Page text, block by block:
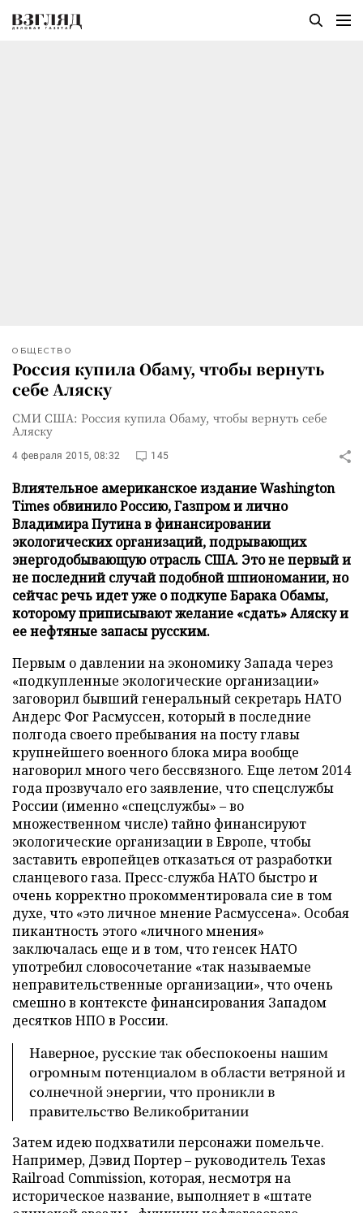
ОБЩЕСТВО
Россия купила Обаму, чтобы вернуть
себе Аляску
СМИ США: Россия купила Обаму, чтобы вернуть себе
Аляску
4 февраля 2015, 08:32 145
Влиятельное американское издание Washington
Times обвинило Россию, Газпром и лично
Владимира Путина в финансировании
экологических организаций, подрывающих
энергодобывающую отрасль США. Это не первый и
не последний случай подобной шпиономании, но
сейчас речь идет уже о подкупе Барака Обамы,
которому приписывают желание «сдать» Аляску и
ее нефтяные запасы русским.
Первым о давлении на экономику Запада через
«подкупленные экологические организации»
заговорил бывший генеральный секретарь НАТО
Андерс Фог Расмуссен, который в последние
полгода своего пребывания на посту главы
крупнейшего военного блока мира вообще
наговорил много чего бессвязного. Еще летом 2014
года прозвучало его заявление, что спецслужбы
России (именно «спецслужбы» – во
множественном числе) тайно финансируют
экологические организации в Европе, чтобы
заставить европейцев отказаться от разработки
сланцевого газа. Пресс-служба НАТО быстро и
очень корректно прокомментировала сие в том
духе, что «это личное мнение Расмуссена». Особая
пикантность этого «личного мнения»
заключалась еще и в том, что генсек НАТО
употребил словосочетание «так называемые
неправительственные организации», что очень
смешно в контексте финансирования Западом
десятков НПО в России.
Наверное, русские так обеспокоены нашим
огромным потенциалом в области ветряной и
солнечной энергии, что проникли в
правительство Великобритании
Затем идею подхватили персонажи помельче.
Например, Дэвид Портер – руководитель Texas
Railroad Commission, которая, несмотря на
историческое название, выполняет в «штате